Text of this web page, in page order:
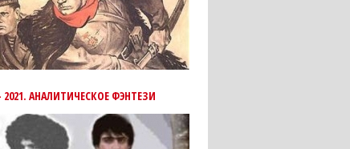
2021. АНАЛИТИЧЕСКОЕ ФЭНТЕЗИ